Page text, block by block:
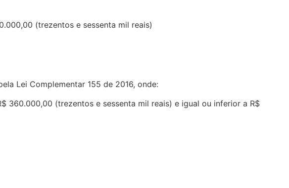
(trezentos e sessenta mil reais)
Lei Complementar 155 de 2016, onde:
360.000,00 (trezentos e sessenta mil reais) e igual ou inferior a R$